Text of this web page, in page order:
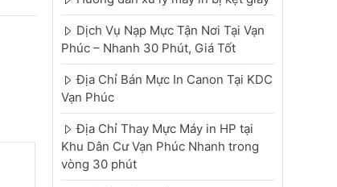
Dịch Vụ Nạp Mực Tận Nơi Tại Vạn
Phúc – Nhanh 30 Phút, Giá Tốt
Địa Chỉ Bán Mực In Canon Tại KDC
Vạn Phúc
Địa Chỉ Thay Mực Máy in HP tại
Khu Dân Cư Vạn Phúc Nhanh trong
vòng 30 phút